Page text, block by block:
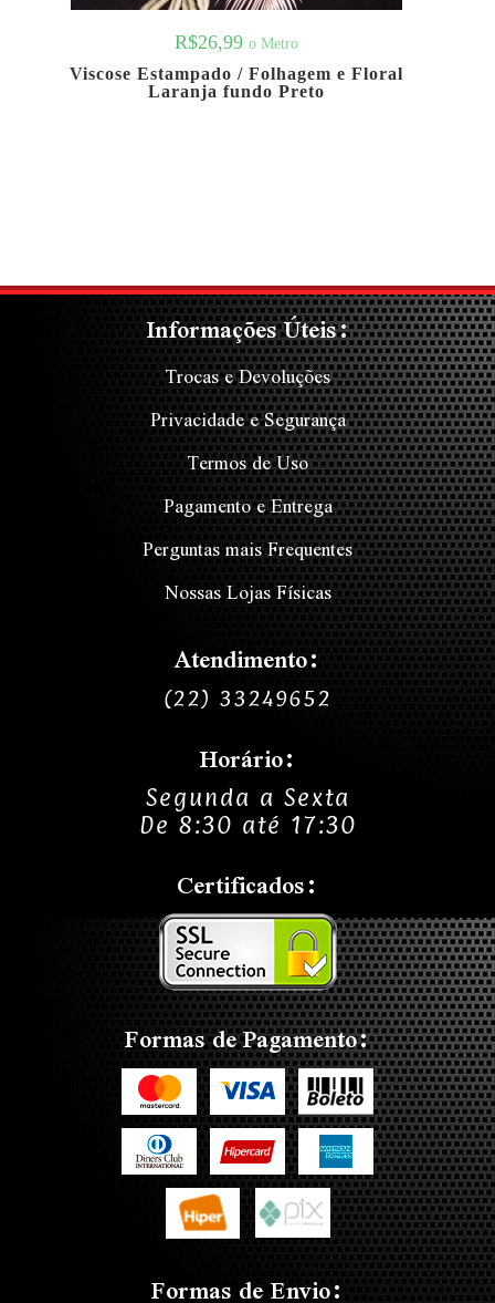
R$26,99 o Metro
Viscose Estampado / Folhagem e Floral
Laranja fundo Preto
Informações Úteis:
Trocas e Devoluções
Privacidade e Segurança
Termos de Uso
Pagamento e Entrega
Perguntas mais Frequentes
Nossas Lojas Físicas
Atendimento:
(22) 33249652
Horário:
Segunda a Sexta
De 8:30 até 17:30
Certificados:
Formas de Pagamento:
Formas de Envio: